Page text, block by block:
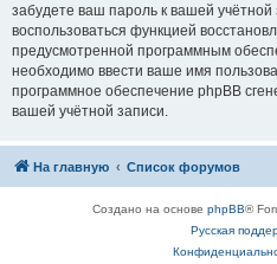
забудете ваш пароль к вашей
воспользоваться функцией
предусмотренной программным
необходимо ввести ваше имя
программное обеспечение phpBB
вашей учётной записи.
На главную Список форумов
Создано на основе phpBB®
Русская